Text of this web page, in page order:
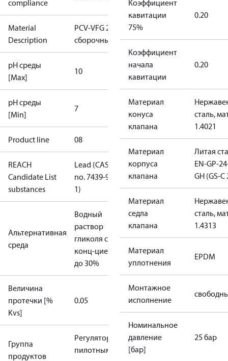
compliance
Material
Description
PCV-VFG 2 комплект
сборочный,DN250,PN25
pH среды
[Max]
10
pH среды
[Min]
7
Product line 08
REACH
Candidate List
substances
Lead (CAS
no. 7439-92-
1)
Альтернативная
среда
Водный
раствор
гликоля с
конц-цией
до 30%
Величина
протечки [%
Kvs]
0.05
Группа
продуктов
Регуляторы с
пилотным
Коэффициент
кавитации
75%
0.20
Коэффициент
начала
кавитации
0.20
Материал
конуса
клапана
сталь,
1.4021
Материал
корпуса
клапана
Литая
EN-GP-
GH (GS-C
Материал
седла
клапана
сталь,
1.4313
Материал
уплотнения
EPDM
Монтажное
исполнение
Номинальное
давление
[бар]
25 бар